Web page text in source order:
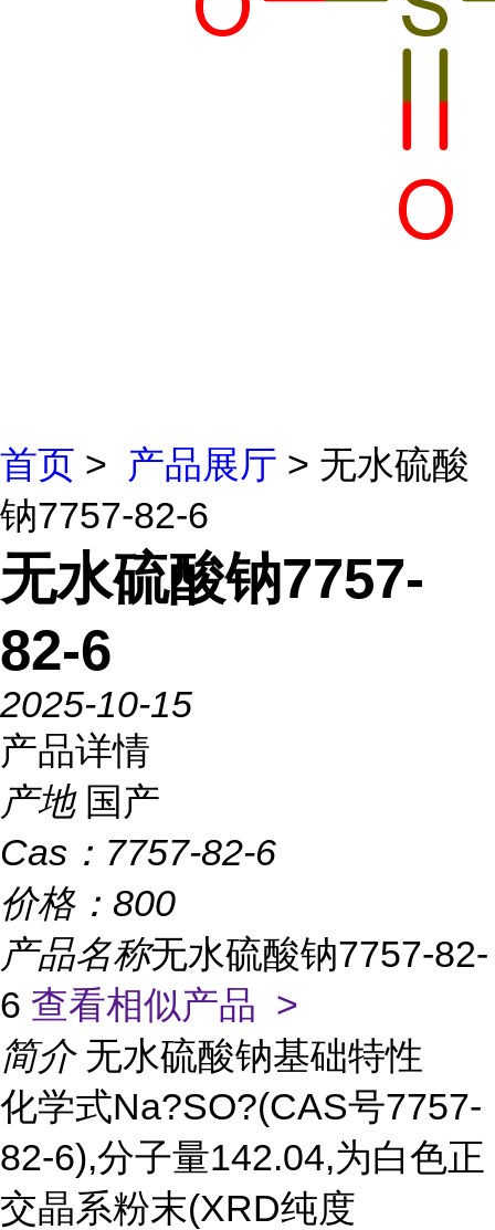
首页 > 产品展厅 > 无水硫酸
钠7757-82-6
无水硫酸钠7757-
82-6
2025-10-15
产品详情
产地 国产
Cas： 7757-82-6
价格： 800
产品名称无水硫酸钠7757-82-
6 查看相似产品 >
简介 无水硫酸钠基础特性
化学式Na?SO?(CAS号7757-
82-6),分子量142.04,为白色正
交晶系粉末(XRD纯度